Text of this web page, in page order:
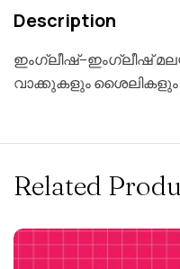
Description
ഇംഗ്ലീഷ്–ഇംഗ്ലീഷ്
വാക്കുകളും ശൈലികളും
Related